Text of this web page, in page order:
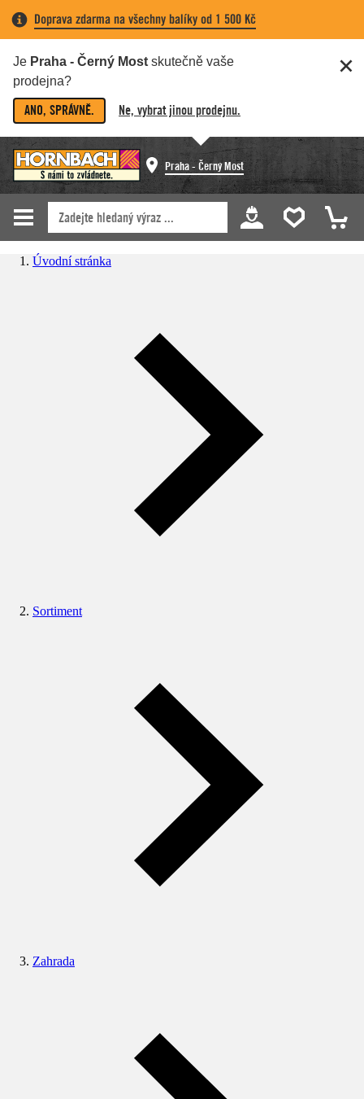
Doprava zdarma na všechny balíky od 1 500 Kč
Je Praha - Černý Most skutečně vaše
prodejna?
ANO, SPRÁVNĚ. Ne, vybrat jinou prodejnu.
Praha - Černý Most
Úvodní stránka
Sortiment
Zahrada